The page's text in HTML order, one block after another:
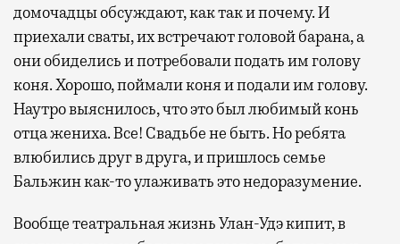
домочадцы обсуждают, как так и почему. И
приехали сваты, их встречают головой барана, а
они обиделись и потребовали подать им голову
коня. Хорошо, поймали коня и подали им голову.
Наутро выяснилось, что это был любимый конь
отца жениха. Все! Свадьбе не быть. Но ребята
влюбились друг в друга, и пришлось семье
Бальжин как-то улаживать это недоразумение.
Вообще театральная жизнь Улан-Удэ кипит, в